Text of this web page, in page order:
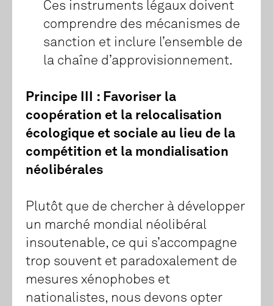
Ces instruments légaux doivent
comprendre des mécanismes de
sanction et inclure l’ensemble de
la chaîne d’approvisionnement.
Principe III : Favoriser la
coopération et la relocalisation
écologique et sociale au lieu de la
compétition et la mondialisation
néolibérales
Plutôt que de chercher à développer
un marché mondial néolibéral
insoutenable, ce qui s’accompagne
trop souvent et paradoxalement de
mesures xénophobes et
nationalistes, nous devons opter